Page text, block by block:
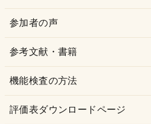
参加者の声
参考文献・書籍
機能検査の方法
評価表ダウンロードページ